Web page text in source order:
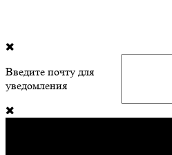
Введите почту для
уведомления